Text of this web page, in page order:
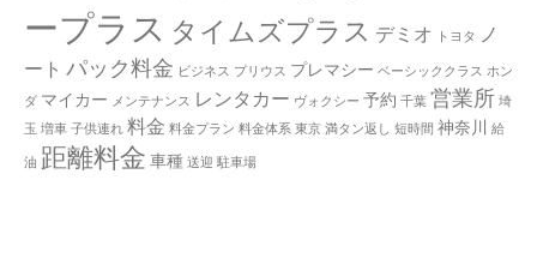
ープラス タイムズプラス デミオ トヨタ
ノ
ート パック料金 ビジネス プリウス プレマシー ベーシッククラス ホン
ダ マイカー メンテナンス レンタカー ヴォクシー 予約 千葉 営業所 埼
玉 増車 子供連れ 料金 料金プラン 料金体系 東京 満タン返し 短時間 神奈川 給
油 距離料金 車種 送迎 駐車場